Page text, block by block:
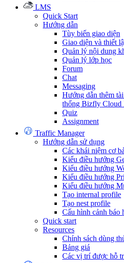
LMS
Quick Start
Hướng dẫn
Tùy biến giao diện
Giao diện và thiết
Quản lý nội dung
Quản lý lớp học
Forum
Chat
Messaging
Hướng dẫn thêm
thống Bizfly Cloud
Quiz
Assignment
Traffic Manager
Hướng dẫn sử dụng
Các khái niệm cơ
Kiểu điều hướng
Kiểu điều hướng
Kiểu điều hướng
Kiểu điều hướng
Tạo internal profile
Tạo nest profile
Cấu hình cảnh báo
Quick start
Resources
Chính sách dùng
Bảng giá
Các vị trí được hỗ